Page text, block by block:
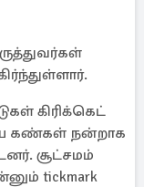
கிரிக்கெட்
கண்கள் நன்றாக
சூட்சமம்
tickmark